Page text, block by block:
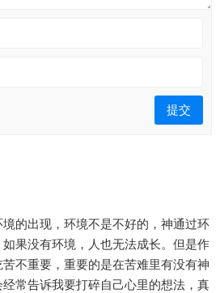
的出现，环境不是不好的，神通过环
果没有环境，人也无法成长。但是作
不重要，重要的是在苦难里有没有神
常告诉我要打碎自己心里的想法，真